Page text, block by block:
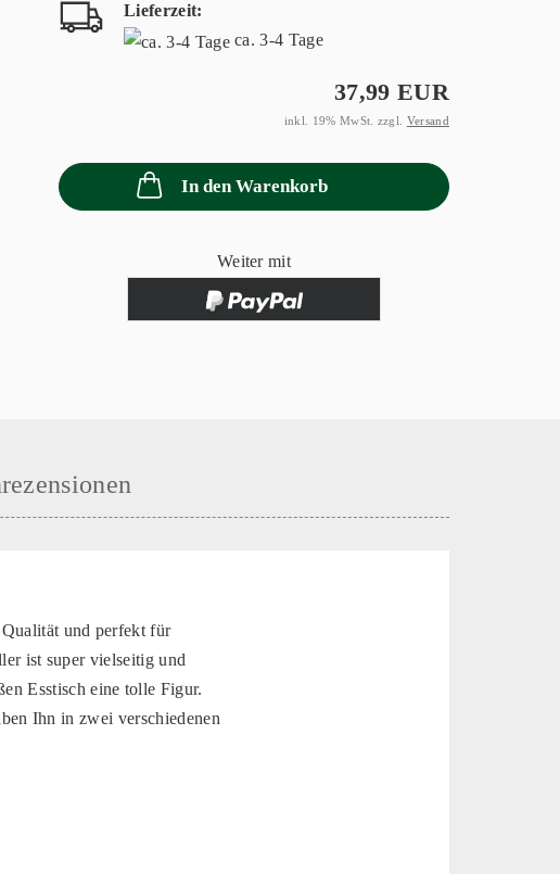
Lieferzeit:
ca. 3-4 Tage
37,99 EUR
inkl. 19% MwSt. zzgl. Versand
In den Warenkorb
Weiter mit
und perfekt für
ist super vielseitig und
Esstisch eine tolle Figur.
Ihn in zwei verschiedenen